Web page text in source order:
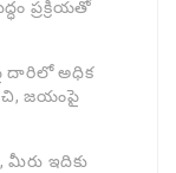
ప్రక్రియతో
దారిలో అధిక
జయంపై
మీరు ఇదికు